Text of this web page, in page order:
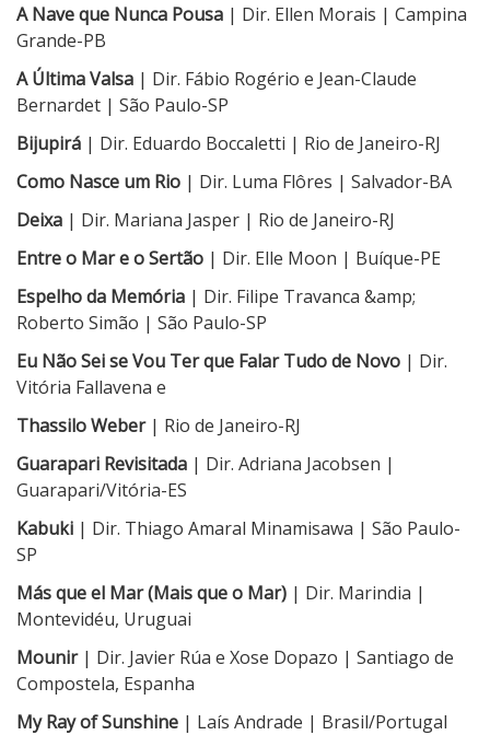
A Nave que Nunca Pousa | Dir. Ellen Morais | Campina
Grande-PB
A Última Valsa | Dir. Fábio Rogério e Jean-Claude
Bernardet | São Paulo-SP
Bijupirá | Dir. Eduardo Boccaletti | Rio de Janeiro-RJ
Como Nasce um Rio | Dir. Luma Flôres | Salvador-BA
Deixa | Dir. Mariana Jasper | Rio de Janeiro-RJ
Entre o Mar e o Sertão | Dir. Elle Moon | Buíque-PE
Espelho da Memória | Dir. Filipe Travanca &amp;
Roberto Simão | São Paulo-SP
Eu Não Sei se Vou Ter que Falar Tudo de Novo | Dir.
Vitória Fallavena e
Thassilo Weber| Rio de Janeiro-RJ
Guarapari Revisitada | Dir. Adriana Jacobsen |
Guarapari/Vitória-ES
Kabuki | Dir. Thiago Amaral Minamisawa | São Paulo-
SP
Más que el Mar (Mais que o Mar) | Dir. Marindia |
Montevidéu, Uruguai
Mounir| Dir. Javier Rúa e Xose Dopazo | Santiago de
Compostela, Espanha
My Ray of Sunshine | Laís Andrade | Brasil/Portugal